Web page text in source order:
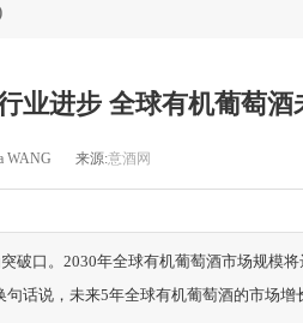
业进步 全球有机葡萄
WANG 来源:意酒网
破口。2030年全球有机葡萄酒市场规模
话说，未来5年全球有机葡萄酒的市场